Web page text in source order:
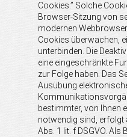
Cookies.” Solche
Browser-Sitzung von
modernen
Cookies überwachen,
unterbinden. Die
eine eingeschränkte
zur Folge haben. Das
Ausübung
bestimmter, von Ihnen
notwendig sind, erfolgt
Abs. 1 lit. f DSGVO. Als